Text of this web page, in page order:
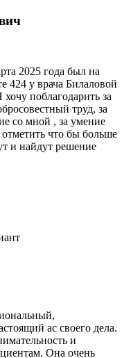
2025 года был на
424 у врача Билаловой
поблагодарить за
труд, за
со мной , за умение
что бы больше
и найдут решение
ас своего дела.
и
Она очень